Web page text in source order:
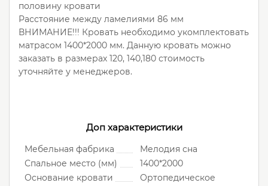
половину кровати
Расстояние между ламелиями 86 мм
ВНИМАНИЕ!!! Кровать необходимо укомплектовать
матрасом 1400*2000 мм. Данную кровать можно
заказать в размерах 120, 140,180 стоимость
уточняйте у менеджеров.
Доп характеристики
Мебельная фабрика
Мелодия сна
Спальное место (мм)
1400*2000
Основание кровати
Ортопедическое